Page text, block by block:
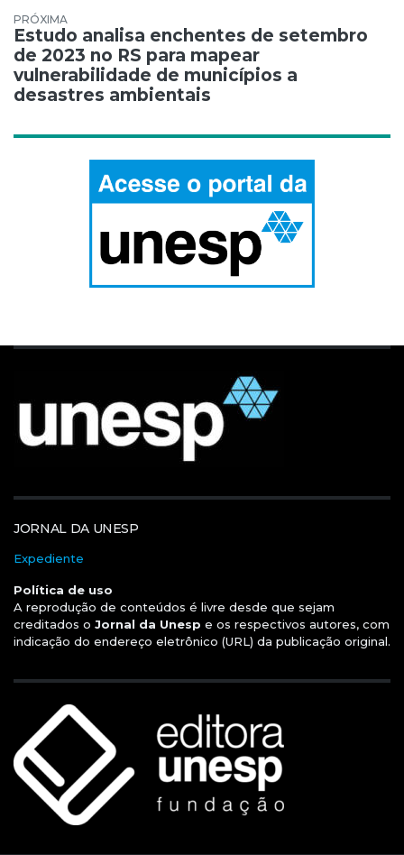
Estudo analisa enchentes de setembro
de 2023 no RS para mapear
vulnerabilidade de municípios a
desastres ambientais
JORNAL DA UNESP
Expediente
Política de uso
A reprodução de conteúdos é livre desde que sejam
creditados o Jornal da Unesp e os respectivos autores, com
indicação do endereço eletrônico (URL) da publicação original.